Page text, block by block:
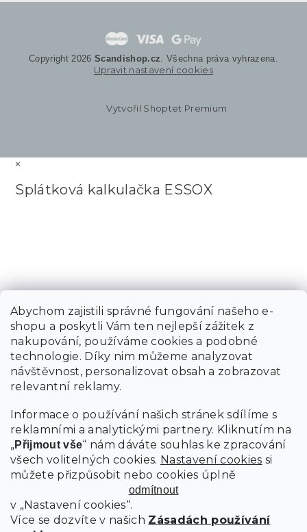
Abychom zajistili správné fungování našeho e-
shopu a poskytli Vám ten nejlepší zážitek z
nakupování, používáme cookies a podobné
technologie. Díky nim můžeme analyzovat
návštěvnost, personalizovat obsah a zobrazovat
relevantní reklamy.
Informace o používání našich stránek sdílíme s
reklamními a analytickými partnery. Kliknutím na
„Přijmout vše“ nám dáváte souhlas ke zpracování
všech volitelných cookies. Nastavení cookies si
můžete přizpůsobit nebo cookies úplně
odmítnout
v „Nastavení cookies“.
Více se dozvíte v našich Zásadách používání
Vytvořil Shoptet Premium
Copyright 2026 Scandishop.cz. Všechna práva vyhrazena.
Upravit nastavení cookies
×
Splátková kalkulačka ESSOX